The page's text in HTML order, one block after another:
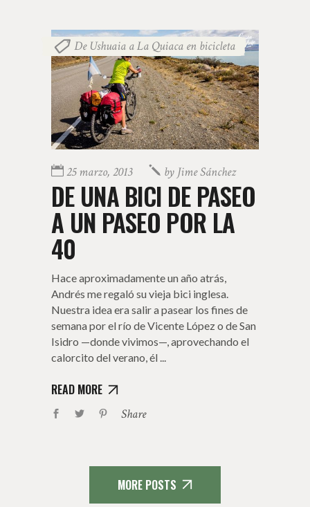
De Ushuaia a La Quiaca en bicicleta
25 marzo, 2013 by Jime Sánchez
DE UNA BICI DE PASEO
A UN PASEO POR LA
40
Hace aproximadamente un año atrás,
Andrés me regaló su vieja bici inglesa.
Nuestra idea era salir a pasear los fines de
semana por el río de Vicente López o de San
Isidro —donde vivimos—, aprovechando el
calorcito del verano, él
READ MORE
Share
MORE POSTS